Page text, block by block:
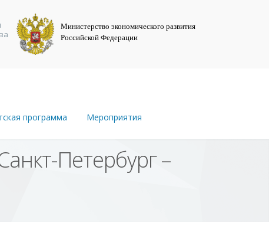
Министерство экономического развития
Российской Федерации
программа Мероприятия
Петербург –